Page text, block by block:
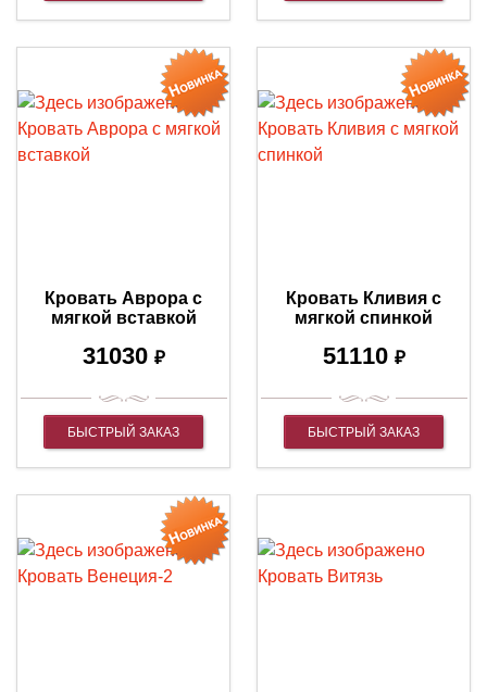
Кровать Аврора с
мягкой вставкой
31030 ₽
БЫСТРЫЙ ЗАКАЗ
Кровать Кливия с
мягкой спинкой
51110 ₽
БЫСТРЫЙ ЗАКАЗ